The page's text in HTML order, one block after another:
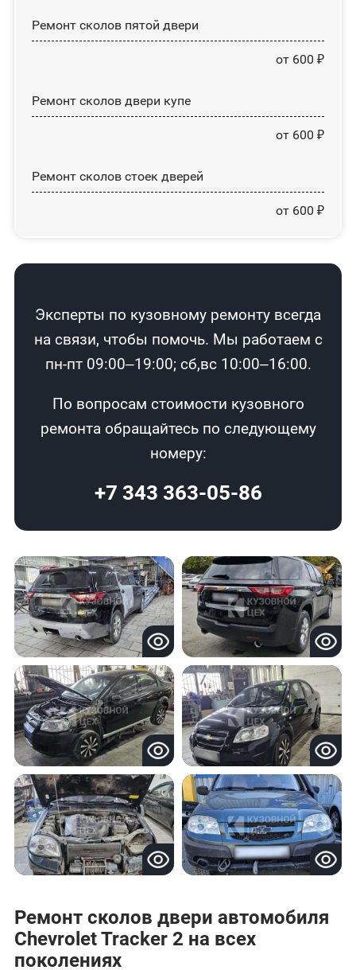
Ремонт сколов пятой двери
от 600 ₽
Ремонт сколов двери купе
от 600 ₽
Ремонт сколов стоек дверей
от 600 ₽
Эксперты по кузовному ремонту всегда
на связи, чтобы помочь. Мы работаем с
пн-пт 09:00–19:00; сб,вс 10:00–16:00.
По вопросам стоимости кузовного
ремонта обращайтесь по следующему
номеру:
+7 343 363-05-86
Ремонт сколов двери автомобиля
Chevrolet Tracker 2 на всех
поколениях